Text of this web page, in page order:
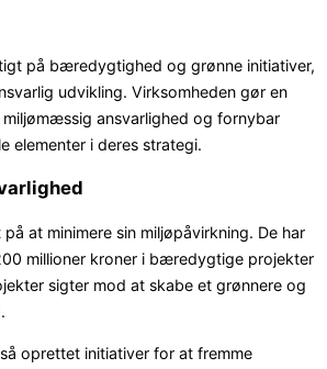
på bæredygtighed og grønne initiativer,
udvikling. Virksomheden gør en
ansvarlighed og fornybar
elementer i deres strategi.
at minimere sin miljøpåvirkning. De har
millioner kroner i bæredygtige projekter
sigter mod at skabe et grønnere og
oprettet initiativer for at fremme